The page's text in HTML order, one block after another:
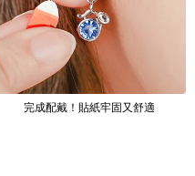
完成配戴！貼紙牢固又舒適